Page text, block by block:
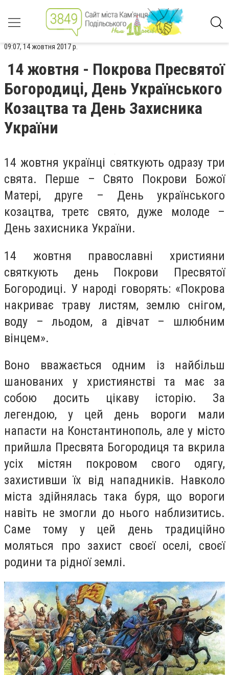
09:07, 14 жовтня 2017 р.
14 жовтня - Покрова Пресвятої
Богородиці, День Українського
Козацтва та День Захисника
України
14 жовтня українці святкують одразу три
свята. Перше – Свято Покрови Божої
Матері, друге – День українського
козацтва, третє свято, дуже молоде –
День захисника України.
14 жовтня православні християни
святкують день Покрови Пресвятої
Богородиці. У народі говорять: «Покрова
накриває траву листям, землю снігом,
воду – льодом, а дівчат – шлюбним
вінцем».
Воно вважається одним із найбільш
шанованих у християнстві та має за
собою досить цікаву історію. За
легендою, у цей день вороги мали
напасти на Константинополь, але у місто
прийшла Пресвята Богородиця та вкрила
усіх містян покровом свого одягу,
захистивши їх від нападників. Навколо
міста здійнялась така буря, що вороги
навіть не змогли до нього наблизитись.
Саме тому у цей день традиційно
моляться про захист своєї оселі, своєї
родини та рідної землі.